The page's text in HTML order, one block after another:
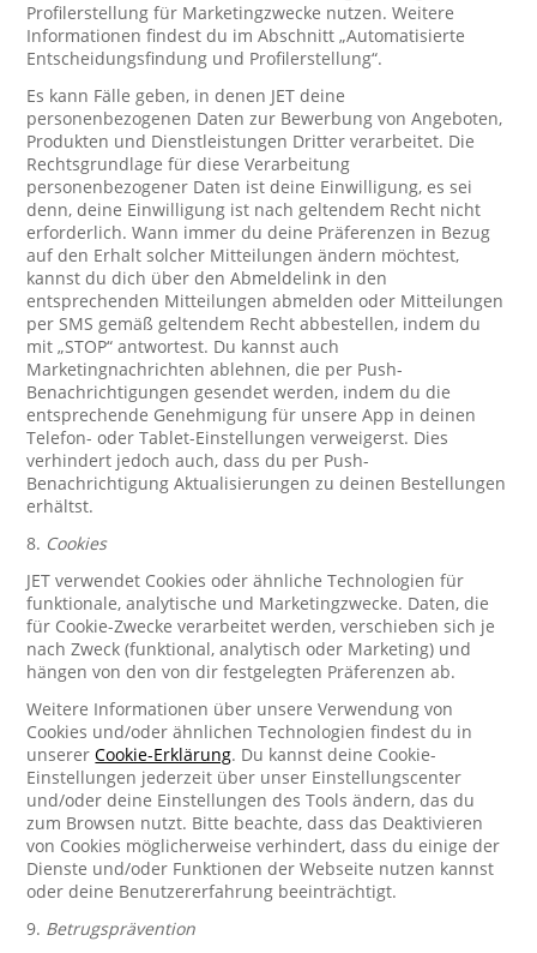
Profilerstellung für Marketingzwecke nutzen. Weitere
Informationen findest du im Abschnitt „Automatisierte
Entscheidungsfindung und Profilerstellung“.
Es kann Fälle geben, in denen JET deine
personenbezogenen Daten zur Bewerbung von Angeboten,
Produkten und Dienstleistungen Dritter verarbeitet. Die
Rechtsgrundlage für diese Verarbeitung
personenbezogener Daten ist deine Einwilligung, es sei
denn, deine Einwilligung ist nach geltendem Recht nicht
erforderlich. Wann immer du deine Präferenzen in Bezug
auf den Erhalt solcher Mitteilungen ändern möchtest,
kannst du dich über den Abmeldelink in den
entsprechenden Mitteilungen abmelden oder Mitteilungen
per SMS gemäß geltendem Recht abbestellen, indem du
mit „STOP“ antwortest. Du kannst auch
Marketingnachrichten ablehnen, die per Push-
Benachrichtigungen gesendet werden, indem du die
entsprechende Genehmigung für unsere App in deinen
Telefon- oder Tablet-Einstellungen verweigerst. Dies
verhindert jedoch auch, dass du per Push-
Benachrichtigung Aktualisierungen zu deinen Bestellungen
erhältst.
8. Cookies
JET verwendet Cookies oder ähnliche Technologien für
funktionale, analytische und Marketingzwecke. Daten, die
für Cookie-Zwecke verarbeitet werden, verschieben sich je
nach Zweck (funktional, analytisch oder Marketing) und
hängen von den von dir festgelegten Präferenzen ab.
Weitere Informationen über unsere Verwendung von
Cookies und/oder ähnlichen Technologien findest du in
unsererCookie-Erklärung. Du kannst deine Cookie-
Einstellungen jederzeit über unser Einstellungscenter
und/oder deine Einstellungen des Tools ändern, das du
zum Browsen nutzt. Bitte beachte, dass das Deaktivieren
von Cookies möglicherweise verhindert, dass du einige der
Dienste und/oder Funktionen der Webseite nutzen kannst
oder deine Benutzererfahrung beeinträchtigt.
9. Betrugsprävention